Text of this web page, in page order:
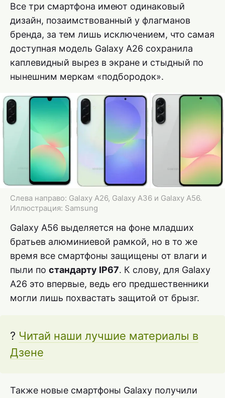
Все три смартфона имеют одинаковый
дизайн, позаимствованный у флагманов
бренда, за тем лишь исключением, что самая
доступная модель Galaxy A26 сохранила
каплевидный вырез в экране и стыдный по
нынешним меркам «подбородок».
Слева направо: Galaxy A26, Galaxy A36 и Galaxy A56.
Иллюстрация: Samsung
Galaxy A56 выделяется на фоне младших
братьев алюминиевой рамкой, но в то же
время все смартфоны защищены от влаги и
пыли по стандарту IP67. К слову, для Galaxy
A26 это впервые, ведь его предшественники
могли лишь похвастать защитой от брызг.
? Читай наши лучшие материалы в
Дзене
Также новые смартфоны Galaxy получили